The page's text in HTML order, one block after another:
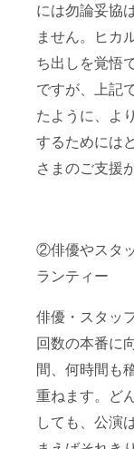
には勿論妥協
ません。ヒカ
ち出しを覚悟
ですが、上記
たように、よ
するためには
さまのご支援
②俳優やスタ
ランティー
俳優・スタッ
回数の本番に
間、何時間も
重ねます。ど
しても、公演